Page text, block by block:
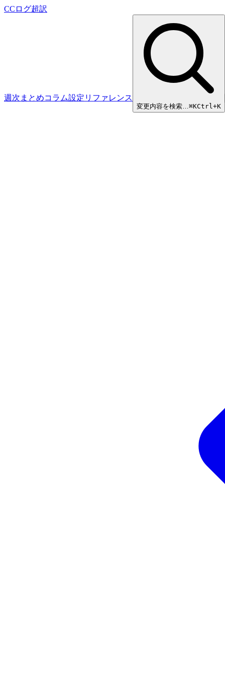
CCログ超訳
週次まとめコラム設定リファレンス
変更内容を検索…⌘KCtrl+K